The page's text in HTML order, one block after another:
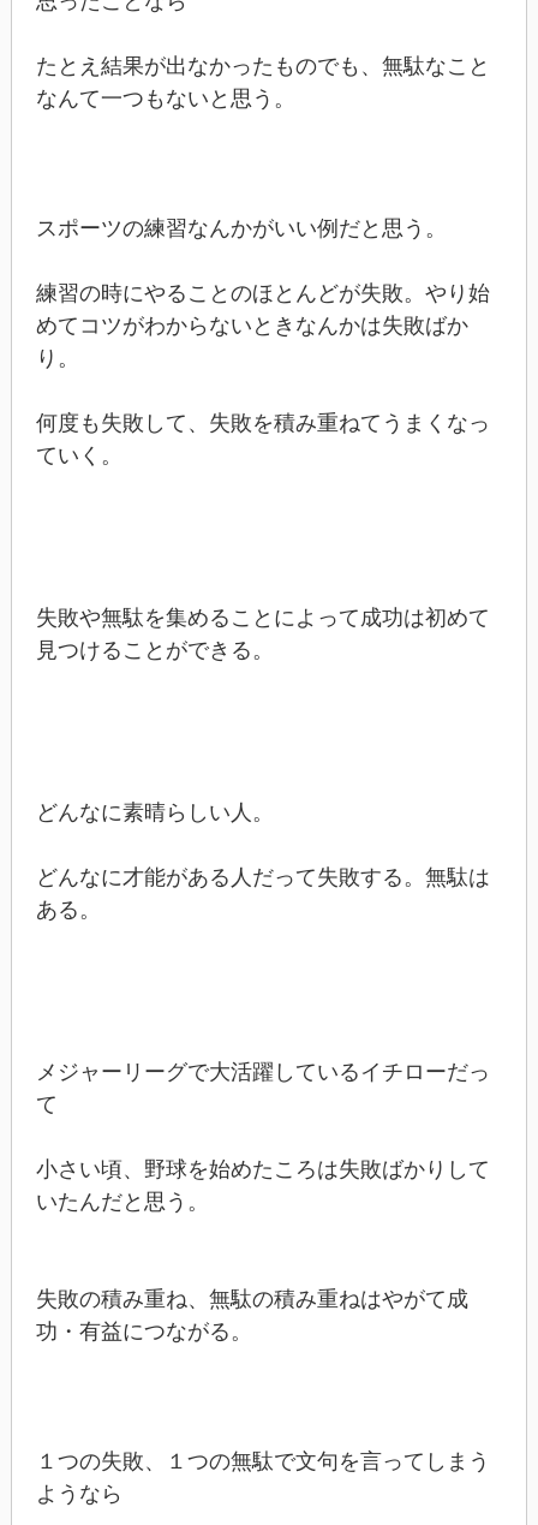
たとえ結果が出なかったものでも、無駄なこと
なんて一つもないと思う。
スポーツの練習なんかがいい例だと思う。
練習の時にやることのほとんどが失敗。やり始
めてコツがわからないときなんかは失敗ばか
り。
何度も失敗して、失敗を積み重ねてうまくなっ
ていく。
失敗や無駄を集めることによって成功は初めて
見つけることができる。
どんなに素晴らしい人。
どんなに才能がある人だって失敗する。無駄は
ある。
メジャーリーグで大活躍しているイチローだっ
て
小さい頃、野球を始めたころは失敗ばかりして
いたんだと思う。
失敗の積み重ね、無駄の積み重ねはやがて成
功・有益につながる。
１つの失敗、１つの無駄で文句を言ってしまう
ようなら